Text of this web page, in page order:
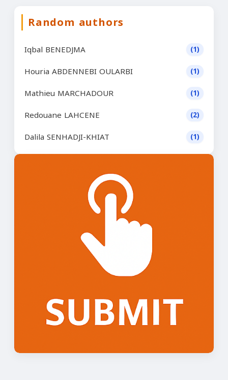
Random authors
Iqbal BENEDJMA (1)
Houria ABDENNEBI OULARBI (1)
Mathieu MARCHADOUR (1)
Redouane LAHCENE (2)
Dalila SENHADJI-KHIAT (1)